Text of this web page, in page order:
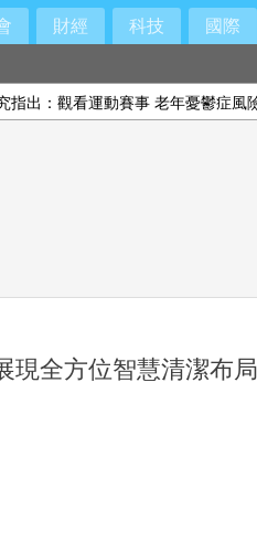
財經 科技 國際
指出：觀看運動賽事 老年憂鬱症風
現全方位智慧清潔布